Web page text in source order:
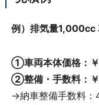
例）排気量1,000cc
①車両本体価格：
②整備・手数料：
→納車整備手数料：